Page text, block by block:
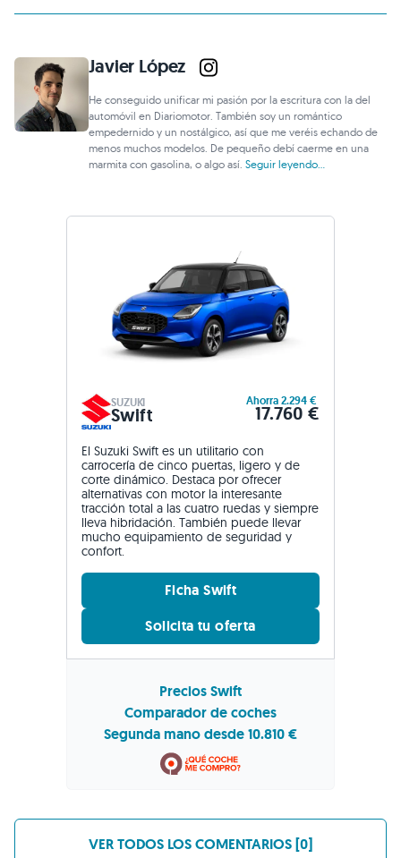
Javier López
He conseguido unificar mi pasión por la escritura con la del
automóvil en Diariomotor. También soy un romántico
empedernido y un nostálgico, así que me veréis echando de
menos muchos modelos. De pequeño debí caerme en una
marmita con gasolina, o algo así.Seguir leyendo...
SUZUKI
Swift
Ahorra 2.294 €
17.760 €
El Suzuki Swift es un utilitario con
carrocería de cinco puertas, ligero y de
corte dinámico. Destaca por ofrecer
alternativas con motor la interesante
tracción total a las cuatro ruedas y siempre
lleva hibridación. También puede llevar
mucho equipamiento de seguridad y
confort.
Ficha Swift
Solicita tu oferta
Precios Swift
Comparador de coches
Segunda mano desde 10.810 €
VER TODOS LOS COMENTARIOS [0]